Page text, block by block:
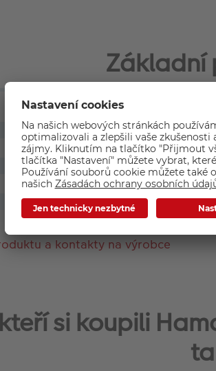
Základní
a kontakty na výrobce
si koupili